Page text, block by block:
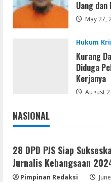
Cracked
August
Uang
May 27,
Hukum
Kurang
Diduga
Kerjanya
August
NASIONAL
Jakarta
28 DPD PJS Siap
Jurnalis Kebangsaan
Pimpinan Redaksi